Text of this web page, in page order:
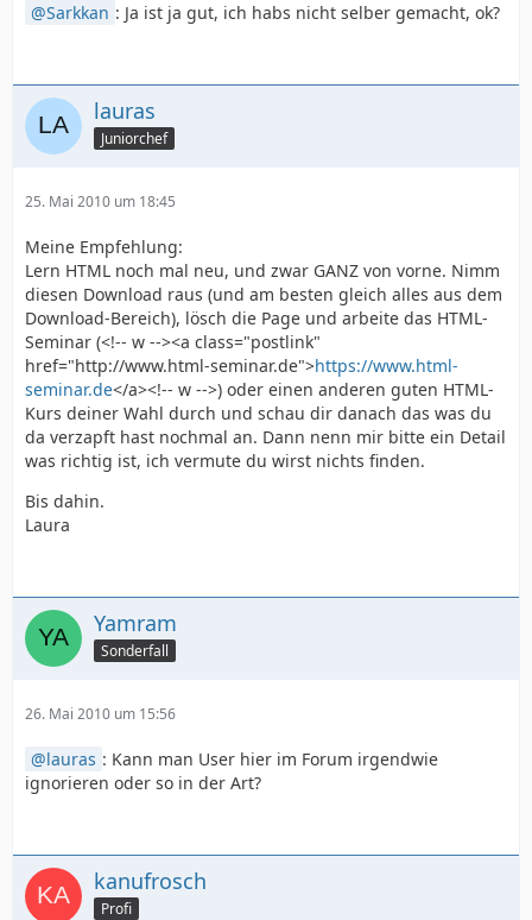
Sarkkan : Ja ist ja gut, ich habs nicht selber gemacht, ok?
lauras
Juniorchef
25. Mai 2010 um 18:45
Meine Empfehlung:
Lern HTML noch mal neu, und zwar GANZ von vorne. Nimm
diesen Download raus (und am besten gleich alles aus dem
Download-Bereich), lösch die Page und arbeite das HTML-
Seminar (<!-- w --><a class="postlink"
href="http://www.html-seminar.de">https://www.html-
seminar.de</a><!-- w -->) oder einen anderen guten HTML-
Kurs deiner Wahl durch und schau dir danach das was du
da verzapft hast nochmal an. Dann nenn mir bitte ein Detail
was richtig ist, ich vermute du wirst nichts finden.
Bis dahin.
Laura
Yamram
Sonderfall
26. Mai 2010 um 15:56
lauras : Kann man User hier im Forum irgendwie
ignorieren oder so in der Art?
kanufrosch
Profi